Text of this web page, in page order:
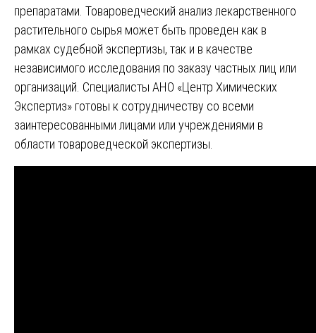
препаратами. Товароведческий анализ лекарственного
растительного сырья может быть проведен как в
рамках судебной экспертизы, так и в качестве
независимого исследования по заказу частных лиц или
организаций. Специалисты АНО «Центр Химических
Экспертиз» готовы к сотрудничеству со всеми
заинтересованными лицами или учреждениями в
области товароведческой экспертизы.